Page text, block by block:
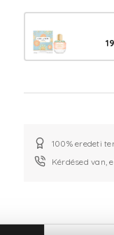
100% eredeti
Kérdésed van,